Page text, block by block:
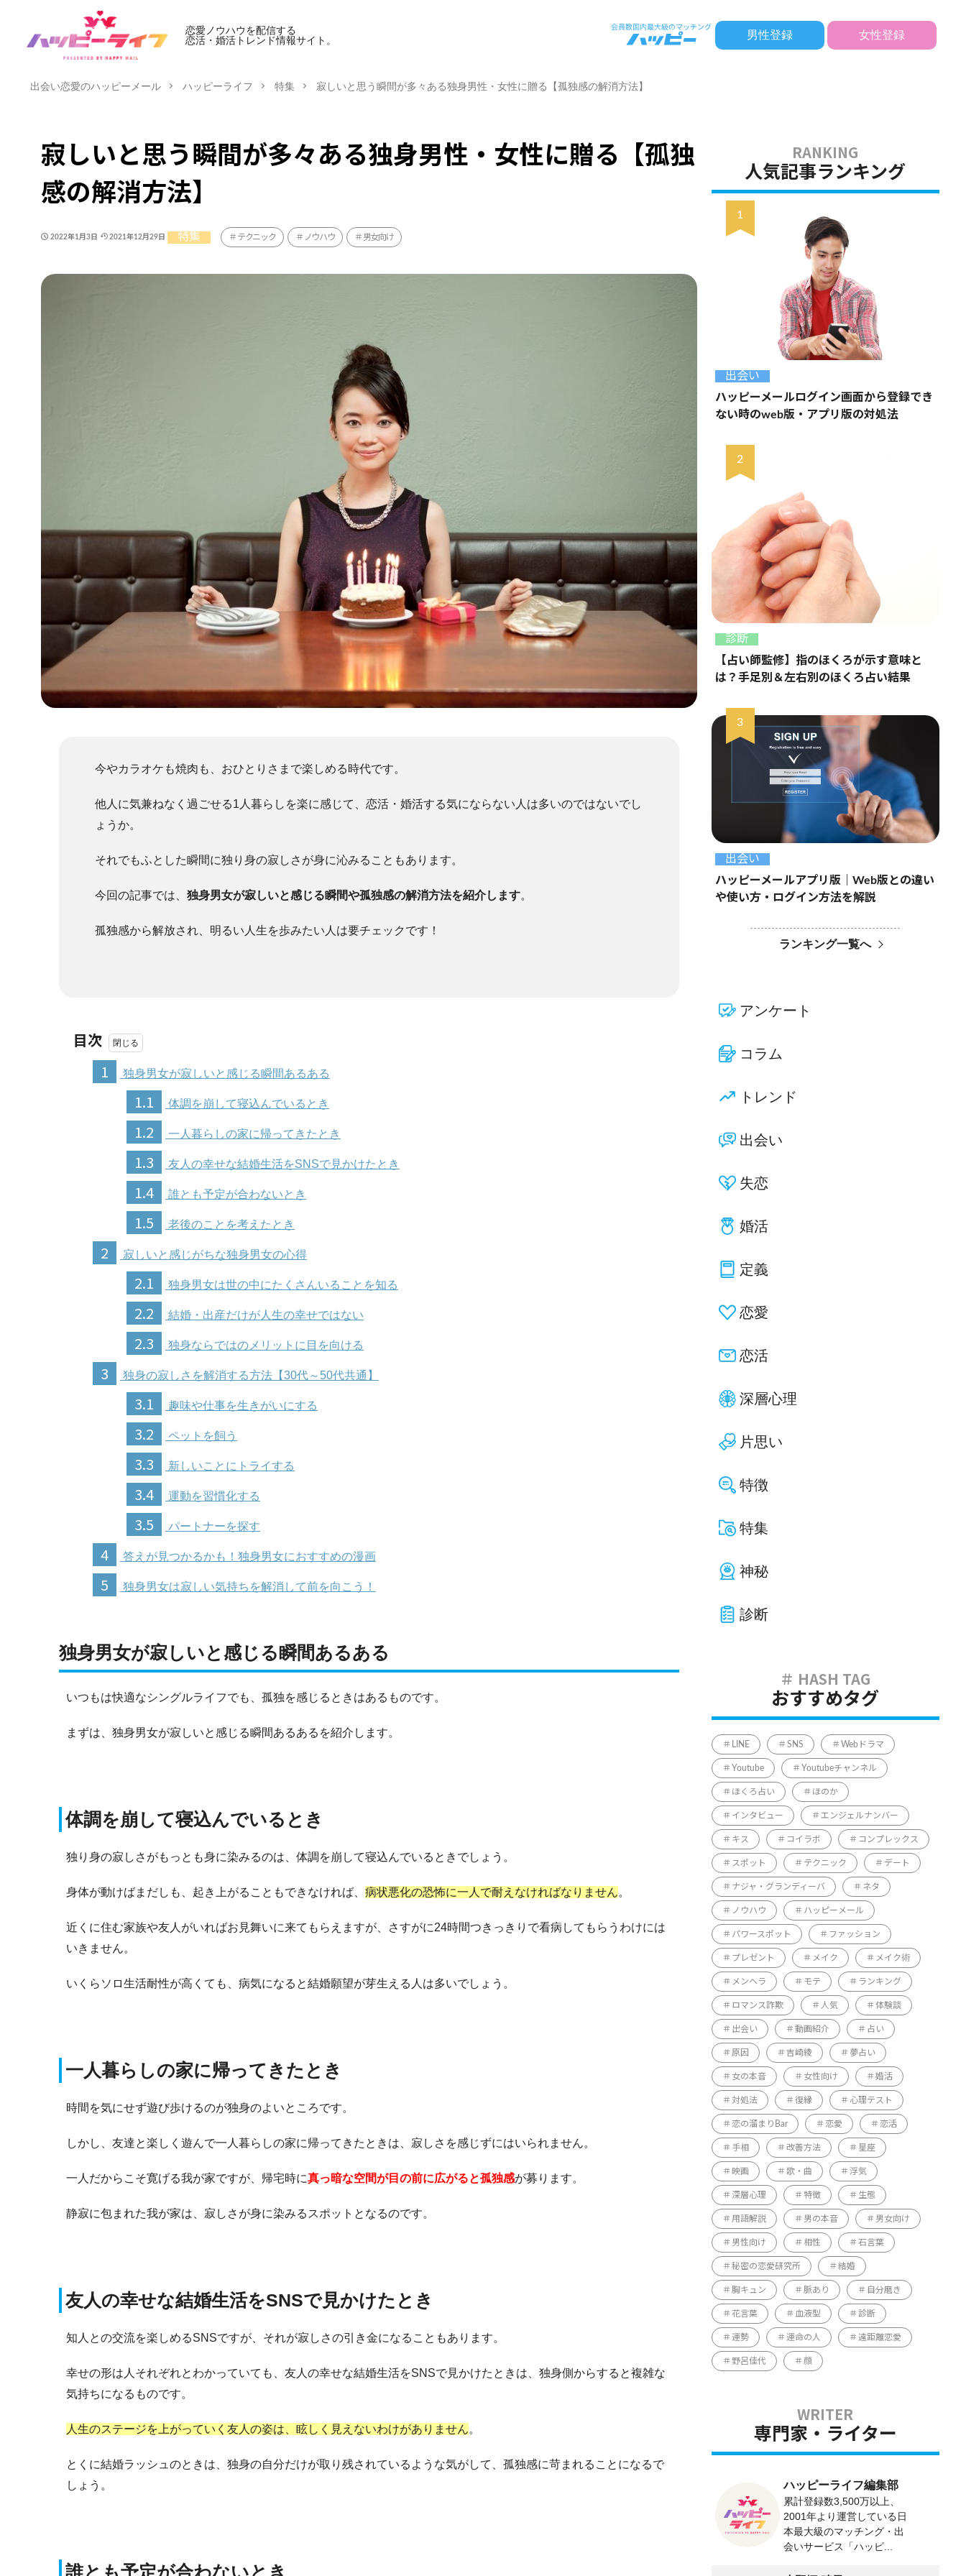
恋愛ノウハウを配信する
恋活・婚活トレンド情報サイト。
男性登録 女性登録
出会い恋愛のハッピーメール ハッピーライフ 特集 寂しいと思う瞬間が多々ある独身男性・女性に贈る【孤独感の解消方法】
寂しいと思う瞬間が多々ある独身男性・女性に贈る【孤独
感の解消方法】
2022年1月3日 2021年12月29日 特集 テクニック ノウハウ 男女向け
今やカラオケも焼肉も、おひとりさまで楽しめる時代です。
他人に気兼ねなく過ごせる1人暮らしを楽に感じて、恋活・婚活する気にならない人は多いのではないでし
ょうか。
それでもふとした瞬間に独り身の寂しさが身に沁みることもあります。
今回の記事では、 独身男女が寂しいと感じる瞬間や孤独感の解消方法を紹介します。
孤独感から解放され、明るい人生を歩みたい人は要チェックです！
目次
1
独身男女が寂しいと感じる瞬間あるある
1.1 体調を崩して寝込んでいるとき
1.2 一人暮らしの家に帰ってきたとき
1.3 友人の幸せな結婚生活をSNSで見かけたとき
1.4 誰とも予定が合わないとき
1.5 老後のことを考えたとき
2 寂しいと感じがちな独身男女の心得
2.1 独身男女は世の中にたくさんいることを知る
2.2 結婚・出産だけが人生の幸せではない
2.3 独身ならではのメリットに目を向ける
3 独身の寂しさを解消する方法【30代～50代共通】
3.1 趣味や仕事を生きがいにする
3.2 ペットを飼う
3.3 新しいことにトライする
3.4 運動を習慣化する
3.5 パートナーを探す
4 答えが見つかるかも！独身男女におすすめの漫画
5 独身男女は寂しい気持ちを解消して前を向こう！
独身男女が寂しいと感じる瞬間あるある
いつもは快適なシングルライフでも、孤独を感じるときはあるものです。
まずは、独身男女が寂しいと感じる瞬間あるあるを紹介します。
体調を崩して寝込んでいるとき
独り身の寂しさがもっとも身に染みるのは、体調を崩して寝込んでいるときでしょう。
身体が動けばまだしも、起き上がることもできなければ、 病状悪化の恐怖に一人で耐えなければなりません。
近くに住む家族や友人がいればお見舞いに来てもらえますが、さすがに24時間つきっきりで看病してもらうわけには
いきません。
いくらソロ生活耐性が高くても、病気になると結婚願望が芽生える人は多いでしょう。
一人暮らしの家に帰ってきたとき
時間を気にせず遊び歩けるのが独身のよいところです。
しかし、友達と楽しく遊んで一人暮らしの家に帰ってきたときは、寂しさを感じずにはいられません。
一人だからこそ寛げる我が家ですが、帰宅時に真っ暗な空間が目の前に広がると孤独感が募ります。
静寂に包まれた我が家は、寂しさが身に染みるスポットとなるのです。
友人の幸せな結婚生活をSNSで見かけたとき
知人との交流を楽しめるSNSですが、それが寂しさの引き金になることもあります。
幸せの形は人それぞれとわかっていても、友人の幸せな結婚生活をSNSで見かけたときは、独身側からすると複雑な
気持ちになるものです。
人生のステージを上がっていく友人の姿は、眩しく見えないわけがありません。
とくに結婚ラッシュのときは、独身の自分だけが取り残されているような気がして、孤独感に苛まれることになるで
しょう。
誰とも予定が合わないとき
人気記事ランキング
出会い
ハッピーメールログイン画面から登録でき
ない時のweb版・アプリ版の対処法
診断
【占い師監修】指のほくろが示す意味と
は？手足別＆左右別のほくろ占い結果
出会い
ハッピーメールアプリ版｜Web版との違い
や使い方・ログイン方法を解説
ランキング一覧へ
アンケート
コラム
トレンド
出会い
失恋
婚活
定義
恋愛
恋活
深層心理
片思い
特徴
特集
神秘
診断
おすすめタグ
LINE SNS Webドラマ
Youtube Youtubeチャンネル
ほくろ占い ほのか
インタビュー エンジェルナンバー
キス コイラボ コンプレックス
スポット テクニック デート
ナジャ・グランディーバ ネタ
ノウハウ ハッピーメール
パワースポット ファッション
プレゼント メイク メイク術
メンヘラ モテ ランキング
ロマンス詐欺 人気 体験談
出会い 動画紹介 占い
原因 吉崎綾 夢占い
女の本音 女性向け 婚活
対処法 復縁 心理テスト
恋の溜まりBar 恋愛 恋活
手相 改善方法 星座
映画 歌・曲 浮気
深層心理 特徴 生態
用語解説 男の本音 男女向け
男性向け 相性 石言葉
秘密の恋愛研究所 結婚
胸キュン 脈あり 自分磨き
花言葉 血液型 診断
運勢 運命の人 遠距離恋愛
野呂佳代 顔
専門家・ライター
ハッピーライフ編集部
累計登録数3,500万以上、
2001年より運営している日
本最大級のマッチング・出
会いサービス「ハッピ...